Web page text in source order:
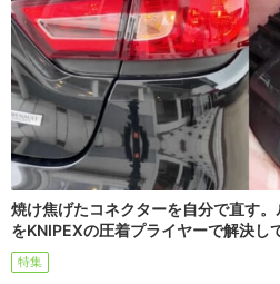
焼け焦げたコネクターを自分で直す
をKNIPEXの圧着プライヤーで解決し
特集